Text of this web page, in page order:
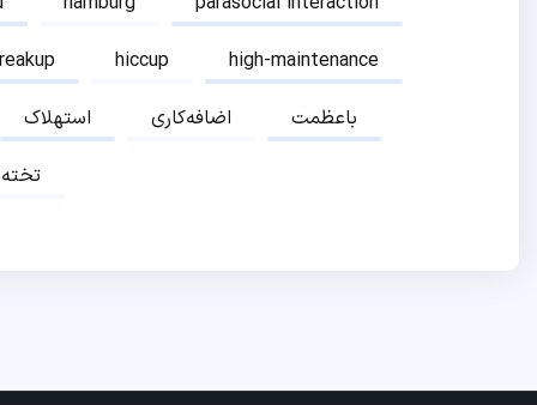
hiccup
high-maintenance
استهلاک
اضافه‌کاری
باعظمت